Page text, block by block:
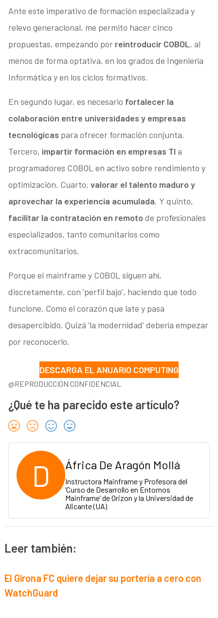
Ante este imperativo de formación especializada y
relevo generacional, me permito hacer cinco
propuestas, empezando por reintroducir COBOL, al
menos de forma optativa, en los grados de Ingeniería
Informática y en los ciclos formativos.
En segundo lugar, es necesario fortalecer la
colaboración entre universidades y empresas
tecnológicas para ofrecer formación conjunta.
Tercero, impartir formación en empresas TI a
programadores COBOL en activo sobre rendimiento y
optimización. Cuarto, valorar el talento maduro y
aprovechar la experiencia acumulada. Y quinto,
facilitar la contratación en remoto de profesionales
especializados, tanto comunitarios como
extracomunitarios.
Porque el mainframe y COBOL siguen ahí,
discretamente, con ‘perfil bajo’, haciendo que todo
funcione. Como el corazón que late y pasa
desapercibido. Quizá ‘la modernidad’ debería empezar
por reconocerlo.
DESCARGA EL ANUARIO COMPUTING
@REPRODUCCIÓN CONFIDENCIAL
¿Qué te ha parecido este artículo?
D África De Aragón Mollá
Instructora Mainframe y Profesora del
‘Curso de Desarrollo en Entornos
Mainframe’ de Orizon y la Universidad de
Alicante (UA)
Leer también:
El Girona FC quiere dejar su portería a cero con
WatchGuard